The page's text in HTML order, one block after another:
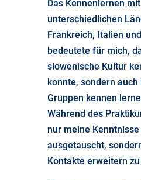
Das Kennenlernen
unterschiedlichen
Frankreich, Italien
bedeutete für mich,
slowenische Kultur
konnte, sondern
Gruppen kennen
Während des
nur meine
ausgetauscht,
Kontakte erweitern